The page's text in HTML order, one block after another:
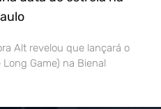
Alt revelou que lançará o
Game) na Bienal